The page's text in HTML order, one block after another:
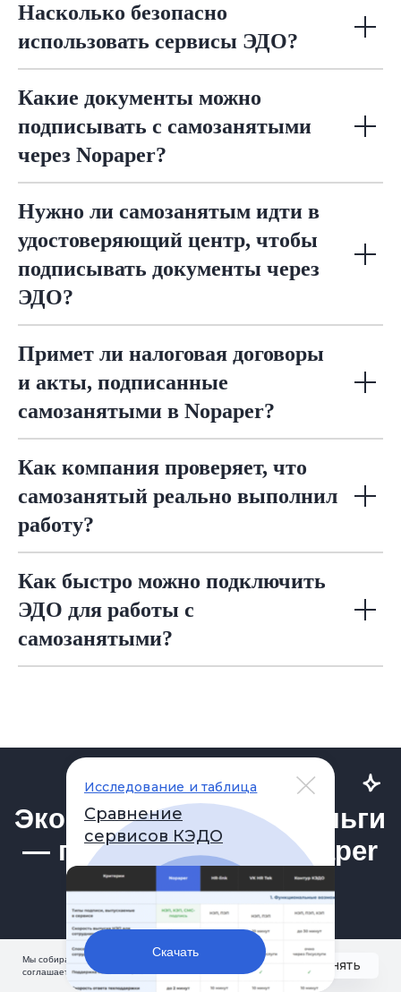
Исследование и таблица
Сравнение
сервисов КЭДО
Скачать
Насколько безопасно
использовать сервисы ЭДО?
Какие документы можно
подписывать с самозанятыми
через Nopaper?
Нужно ли самозанятым идти в
удостоверяющий центр, чтобы
подписывать документы через
ЭДО?
Примет ли налоговая договоры
и акты, подписанные
самозанятыми в Nopaper?
Как компания проверяет, что
самозанятый реально выполнил
работу?
Как быстро можно подключить
ЭДО для работы с
самозанятыми?
Мы собираем cookie. Оставаясь на сайте, вы
соглашаетесь с их сбором.
Принять